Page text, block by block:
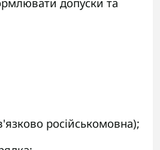
російськомовна);